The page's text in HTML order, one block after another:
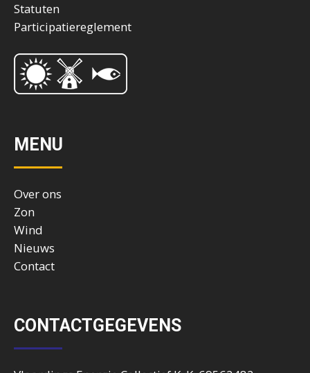
Statuten
Participatiereglement
MENU
Over ons
Zon
Wind
Nieuws
Contact
CONTACTGEGEVENS